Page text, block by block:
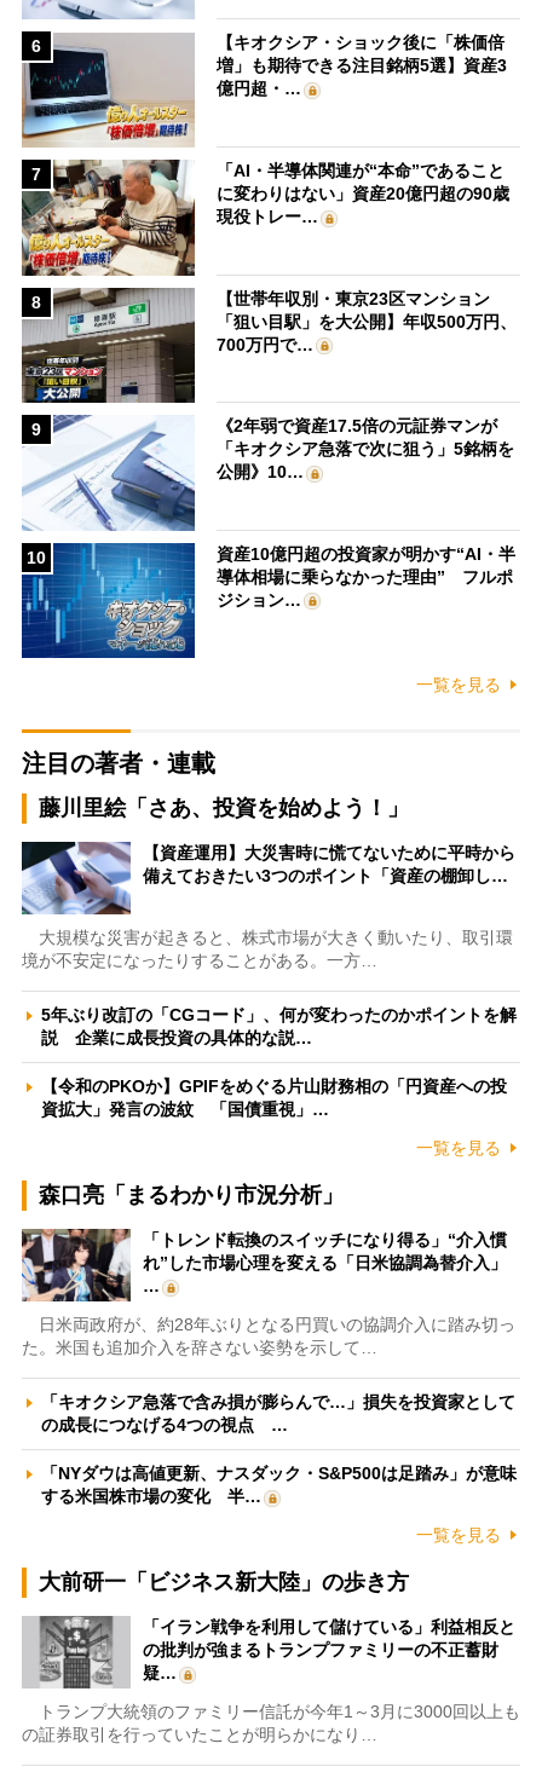
6
【キオクシア・ショック後に「株価倍
増」も期待できる注目銘柄5選】資産3
億円超・…
7
「AI・半導体関連が“本命”であること
に変わりはない」資産20億円超の90歳
現役トレー…
8
【世帯年収別・東京23区マンション
「狙い目駅」を大公開】年収500万円、
700万円で…
9
《2年弱で資産17.5倍の元証券マンが
「キオクシア急落で次に狙う」5銘柄を
公開》10…
10
資産10億円超の投資家が明かす“AI・半
導体相場に乗らなかった理由” フルポ
ジション…
一覧を見る
注目の著者・連載
藤川里絵「さあ、投資を始めよう！」
【資産運用】大災害時に慌てないために平時から
備えておきたい3つのポイント「資産の棚卸し…
大規模な災害が起きると、株式市場が大きく動いたり、取引環
境が不安定になったりすることがある。一方…
5年ぶり改訂の「CGコード」、何が変わったのかポイントを解
説 企業に成長投資の具体的な説…
【令和のPKOか】GPIFをめぐる片山財務相の「円資産への投
資拡大」発言の波紋 「国債重視」…
一覧を見る
森口亮「まるわかり市況分析」
「トレンド転換のスイッチになり得る」“介入慣
れ”した市場心理を変える「日米協調為替介入」
…
日米両政府が、約28年ぶりとなる円買いの協調介入に踏み切っ
た。米国も追加介入を辞さない姿勢を示して…
「キオクシア急落で含み損が膨らんで…」損失を投資家として
の成長につなげる4つの視点 …
「NYダウは高値更新、ナスダック・S&P500は足踏み」が意味
する米国株市場の変化 半…
一覧を見る
大前研一「ビジネス新大陸」の歩き方
「イラン戦争を利用して儲けている」利益相反と
の批判が強まるトランプファミリーの不正蓄財
疑…
トランプ大統領のファミリー信託が今年1～3月に3000回以上も
の証券取引を行っていたことが明らかになり…